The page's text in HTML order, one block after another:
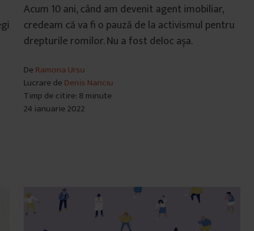
Acum 10 ani, când am devenit agent imobiliar,
credeam că va fi o pauză de la activismul pentru
drepturile romilor. Nu a fost deloc așa.
De Ramona Ursu
Lucrare de Denis Nanciu
Timp de citire: 8 minute
24 ianuarie 2022